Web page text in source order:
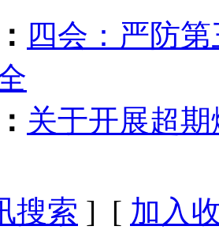
四会：严防
关于开展超
搜索 ] [ 加入